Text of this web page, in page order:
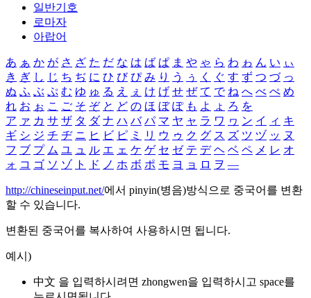
일반기호
로마자
아랍어
あ ぁ か が さ ざ た だ な は ば ぱ ま や ゃ ら わ ゎ ん い ぃ
き ぎ し じ ち ぢ に ひ び ぴ み り う ぅ く ぐ す ず つ づ っ
ぬ ふ ぶ ぷ む ゆ ゅ る え ぇ け げ せ ぜ て で ね へ べ ぺ め
れ お ぉ こ ご そ ぞ と ど の ほ ぼ ぽ も よ ょ ろ を
ア ァ カ サ ザ タ ダ ナ ハ バ パ マ ヤ ャ ラ ワ ヮ ン イ ィ キ
ギ シ ジ チ ヂ ニ ヒ ビ ピ ミ リ ウ ゥ ク グ ス ズ ツ ヅ ッ ヌ
フ ブ プ ム ユ ュ ル エ ェ ケ ゲ セ ゼ テ デ ヘ ベ ペ メ レ オ
ォ コ ゴ ソ ゾ ト ド ノ ホ ボ ポ モ ヨ ョ ロ ヲ ―
http://chineseinput.net/에서 pinyin(병음)방식으로 중국어를 변환
할 수 있습니다.
변환된 중국어를 복사하여 사용하시면 됩니다.
예시)
中文 을 입력하시려면 zhongwen을 입력하시고 space를